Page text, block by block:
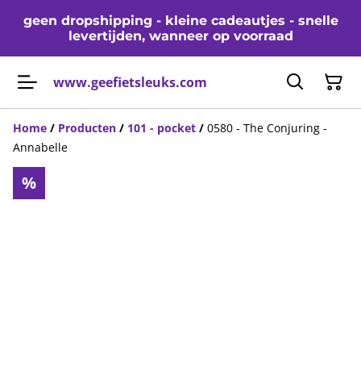
geen dropshipping - kleine cadeautjes - snelle
levertijden, wanneer op voorraad
www.geefietsleuks.com
Home / Producten / 101 - pocket / 0580 - The Conjuring -
Annabelle
%